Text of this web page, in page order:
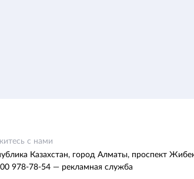
с нами
Казахстан, город Алматы, проспект
978-78-54 — рекламная служба